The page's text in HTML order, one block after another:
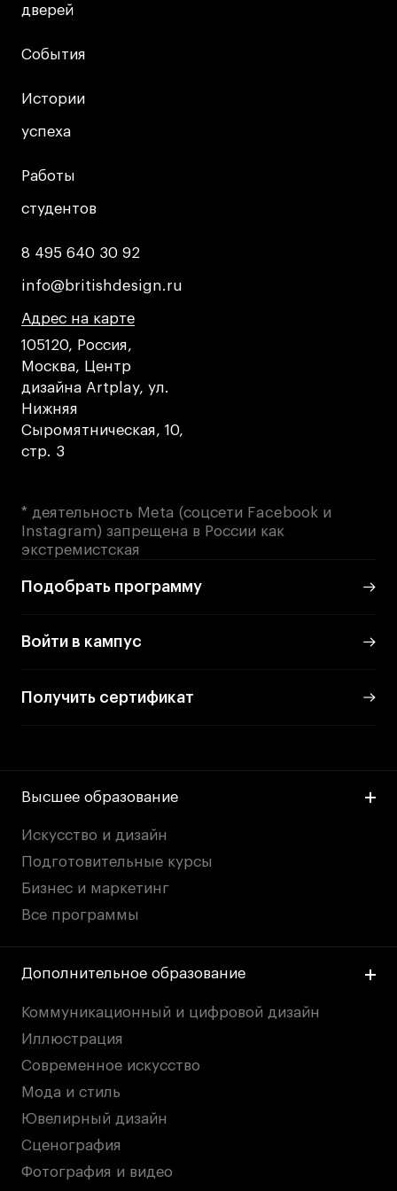
Публичная оферта
Кредит на образование с господдержкой
деятельности АНО ВО «Универсальный
дверей
дверей
События
События
Истории
успеха
Истории
успеха
Работы
студентов
Работы
студентов
8 495 640 30 92
8 495 640 30 92
info@britishdesign.ru
info@britishdesign.ru
Адрес на карте
Адрес на карте
Адрес на карте
105120, Россия,
Москва, Центр
дизайна Artplay, ул.
Нижняя
Сыромятническая, 10,
стр. 3
* деятельность Meta (соцсети Facebook и
Instagram) запрещена в России как
экстремистская
Подобрать программу
Войти в кампус
Получить сертификат
Высшее образование
Искусство и дизайн
Подготовительные курсы
Бизнес и маркетинг
Все программы
Дополнительное образование
Коммуникационный и цифровой дизайн
Иллюстрация
Современное искусство
Мода и стиль
Ювелирный дизайн
Сценография
Фотография и видео